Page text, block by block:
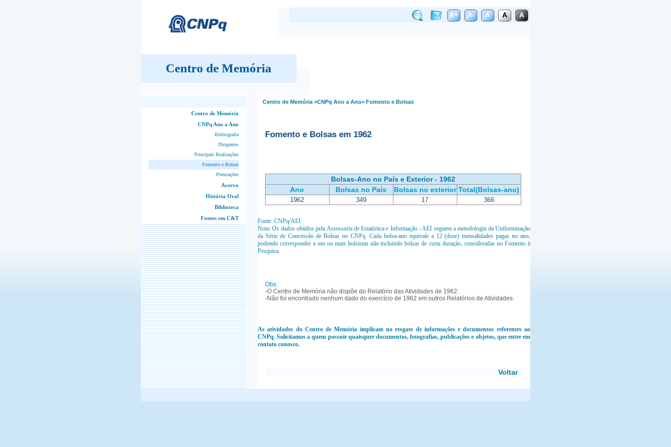
A
A
A
A-
A+
Centro de Memória
Centro de Memória
CNPq Ano a Ano
Bibliografia
Dirigentes
Principais Realizações
Fomento e Bolsas
Premiações
Acervo
História Oral
Biblioteca
Fontes em C&T
Centro de Memória >CNPq Ano a Ano> Fomento e Bolsas
Fomento e Bolsas em 1962
Bolsas-Ano no País e Exterior - 1962
Ano
Bolsas no País Bolsas no exterior Total(Bolsas-ano)
1962 349 17 366
Fonte: CNPq/AEI
Nota: Os dados obtidos pela Assessoria de Estatística e Informação - AEI seguem a metodologia da Uniformização
da Série de Concessão de Bolsas no CNPq. Cada bolsa-ano equivale a 12 (doze) mensalidades pagas no ano,
podendo corresponder a um ou mais bolsistas não incluindo bolsas de curta duração, consideradas no Fomento à
Pesquisa.
Obs:
-O Centro de Memória não dispõe do Relatório das Atividades de 1962.
-Não foi encontrado nenhum dado do exercício de 1962 em outros Relatórios de Atividades.
As atividades do Centro de Memória implicam no resgate de informações e documentos referentes ao
CNPq. Solicitamos a quem possuir quaisquer documentos, fotografias, publicações e objetos, que entre em
contato conosco.
Voltar